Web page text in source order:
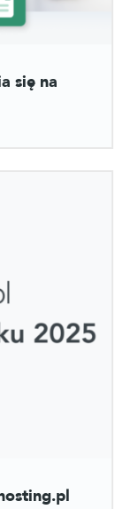
się na